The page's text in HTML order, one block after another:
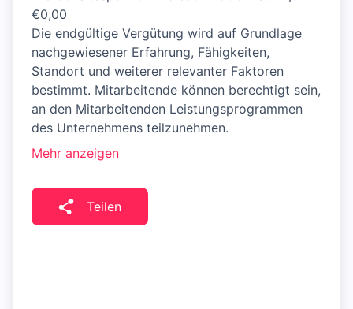
€0,00
Die endgültige Vergütung wird auf Grundlage
nachgewiesener Erfahrung, Fähigkeiten,
Standort und weiterer relevanter Faktoren
bestimmt. Mitarbeitende können berechtigt sein,
an den Mitarbeitenden Leistungsprogrammen
des Unternehmens teilzunehmen.
Mehr anzeigen
Teilen